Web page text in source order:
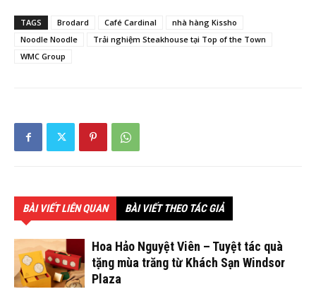
TAGS Brodard Café Cardinal
nhà hàng Kissho
Noodle Noodle
Trải nghiệm Steakhouse tại Top of the Town
WMC Group
BÀI VIẾT LIÊN QUAN BÀI VIẾT THEO TÁC GIẢ
Hoa Hảo Nguyệt Viên – Tuyệt tác quà
tặng mùa trăng từ Khách Sạn Windsor
Plaza